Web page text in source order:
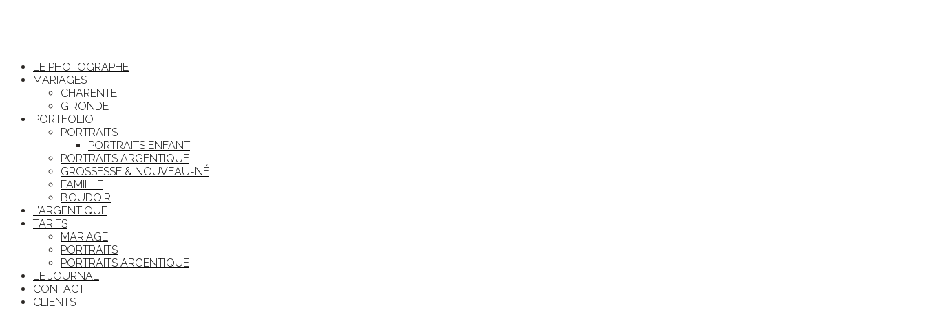
LE PHOTOGRAPHE
MARIAGES
CHARENTE
GIRONDE
PORTFOLIO
PORTRAITS
PORTRAITS ENFANT
PORTRAITS ARGENTIQUE
GROSSESSE & NOUVEAU-NÉ
FAMILLE
BOUDOIR
L’ARGENTIQUE
TARIFS
MARIAGE
PORTRAITS
PORTRAITS ARGENTIQUE
LE JOURNAL
CONTACT
CLIENTS